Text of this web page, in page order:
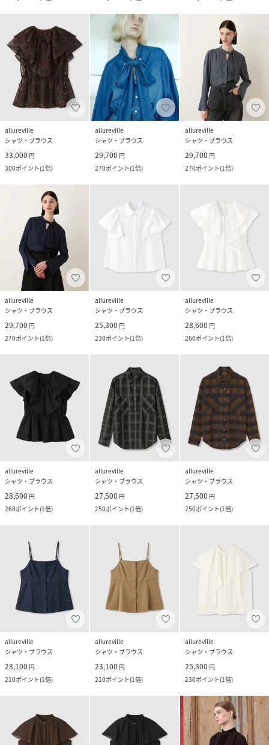
allureville
シャツ・ブラウス
33,000 円
300ポイント(1倍)
allureville
シャツ・ブラウス
29,700 円
270ポイント(1倍)
allureville
シャツ・ブラウス
29,700 円
270ポイント(1倍)
allureville
シャツ・ブラウス
29,700 円
270ポイント(1倍)
allureville
シャツ・ブラウス
25,300 円
230ポイント(1倍)
allureville
シャツ・ブラウス
28,600 円
260ポイント(1倍)
allureville
シャツ・ブラウス
28,600 円
260ポイント(1倍)
allureville
シャツ・ブラウス
27,500 円
250ポイント(1倍)
allureville
シャツ・ブラウス
27,500 円
250ポイント(1倍)
allureville
シャツ・ブラウス
23,100 円
210ポイント(1倍)
allureville
シャツ・ブラウス
23,100 円
210ポイント(1倍)
allureville
シャツ・ブラウス
25,300 円
230ポイント(1倍)